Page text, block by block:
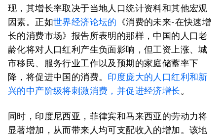
现，其增长率取决于当地人口统计资料和其他宏观
因素。正如世界经济论坛的 《消费的未来-在快速增
长的消费市场》报告所表明的那样，中国的人口老
龄化将对人口红利产生负面影响，但工资上涨、城
市移民、服务行业工作以及预期的家庭储蓄率下
降，将促进中国的消费。 印度庞大的人口红利和新
兴的中产阶级将刺激消费，并促进经济增长。
同时，印度尼西亚，菲律宾和马来西亚的劳动力将
显著增加，从而带来人均可支配收入的增加。该地